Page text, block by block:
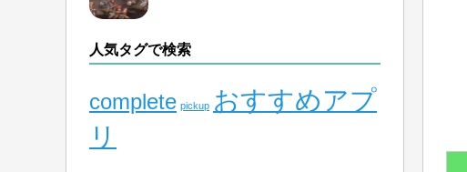
人気タグで検索
complete pickup おすすめアプ
リ